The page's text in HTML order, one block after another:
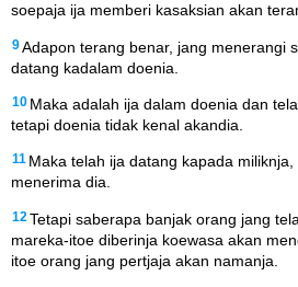
soepaja ija memberi kasaksian akan
9Adapon terang benar, jang menerangi
datang kadalam doenia.
10 Maka adalah ija dalam doenia dan
tetapi doenia tidak kenal akandia.
11 Maka telah ija datang kapada
menerima dia.
12 Tetapi saberapa banjak orang jang
mareka-itoe diberinja koewasa akan
itoe orang jang pertjaja akan namanja.